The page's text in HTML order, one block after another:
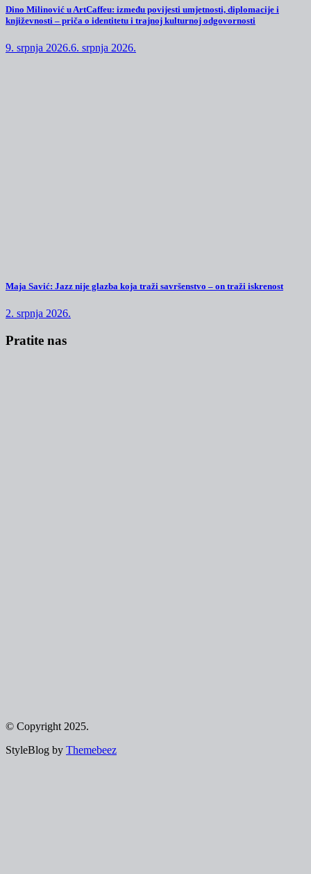
Dino Milinović u ArtCaffeu: između povijesti umjetnosti, diplomacije i
književnosti – priča o identitetu i trajnoj kulturnoj odgovornosti
9. srpnja 2026.6. srpnja 2026.
Maja Savić: Jazz nije glazba koja traži savršenstvo – on traži iskrenost
2. srpnja 2026.
Pratite nas
© Copyright 2025.
StyleBlog by Themebeez